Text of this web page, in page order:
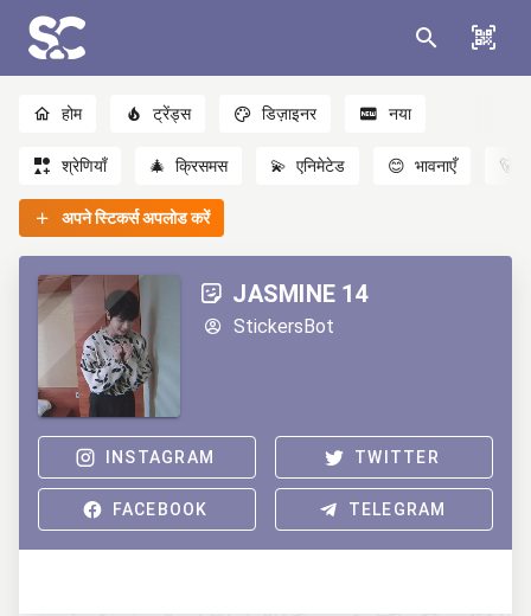
होम ट्रेंड्स डिज़ाइनर नया
श्रेणियाँ 🎄 क्रिसमस 💫 एनिमेटेड 😊 भावनाएँ 🐻
अपने स्टिकर्स अपलोड करें
JASMINE 14
StickersBot
INSTAGRAM TWITTER
FACEBOOK TELEGRAM